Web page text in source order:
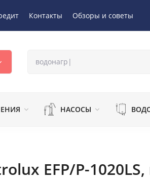
Контакты Обзоры и советы
НАСОСЫ
EFP/P-